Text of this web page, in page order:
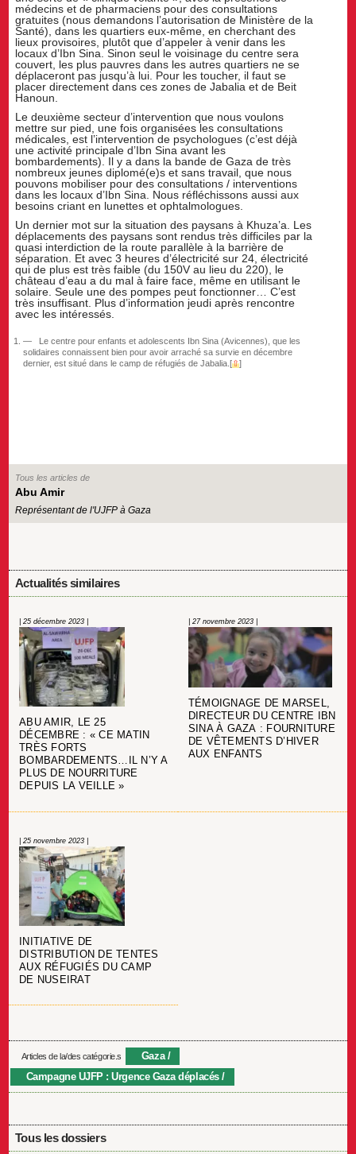
médecins et de pharmaciens pour des consultations
gratuites (nous demandons l’autorisation de Ministère de la
Santé), dans les quartiers eux-même, en cherchant des
lieux provisoires, plutôt que d’appeler à venir dans les
locaux d’Ibn Sina. Sinon seul le voisinage du centre sera
couvert, les plus pauvres dans les autres quartiers ne se
déplaceront pas jusqu’à lui. Pour les toucher, il faut se
placer directement dans ces zones de Jabalia et de Beit
Hanoun.
Le deuxième secteur d’intervention que nous voulons
mettre sur pied, une fois organisées les consultations
médicales, est l’intervention de psychologues (c’est déjà
une activité principale d’Ibn Sina avant les
bombardements). Il y a dans la bande de Gaza de très
nombreux jeunes diplomé(e)s et sans travail, que nous
pouvons mobiliser pour des consultations / interventions
dans les locaux d’Ibn Sina. Nous réfléchissons aussi aux
besoins criant en lunettes et ophtalmologues.
Un dernier mot sur la situation des paysans à Khuza’a. Les
déplacements des paysans sont rendus très difficiles par la
quasi interdiction de la route parallèle à la barrière de
séparation. Et avec 3 heures d’électricité sur 24, électricité
qui de plus est très faible (du 150V au lieu du 220), le
château d’eau a du mal à faire face, même en utilisant le
solaire. Seule une des pompes peut fonctionner… C’est
très insuffisant. Plus d’information jeudi après rencontre
avec les intéressés.
Le centre pour enfants et adolescents Ibn Sina (Avicennes), que les
solidaires connaissent bien pour avoir arraché sa survie en décembre
dernier, est situé dans le camp de réfugiés de Jabalia.[⇧]
Tous les articles de
Abu Amir
Représentant de l'UJFP à Gaza
Actualités similaires
| 25 décembre 2023 |
ABU AMIR, LE 25
DÉCEMBRE : « CE MATIN
TRÈS FORTS
BOMBARDEMENTS…IL N’Y A
PLUS DE NOURRITURE
DEPUIS LA VEILLE »
| 27 novembre 2023 |
TÉMOIGNAGE DE MARSEL,
DIRECTEUR DU CENTRE IBN
SINA À GAZA : FOURNITURE
DE VÊTEMENTS D’HIVER
AUX ENFANTS
| 25 novembre 2023 |
INITIATIVE DE
DISTRIBUTION DE TENTES
AUX RÉFUGIÉS DU CAMP
DE NUSEIRAT
Articles de la/des catégorie.s
Gaza
Campagne UJFP : Urgence Gaza déplacés
Tous les dossiers